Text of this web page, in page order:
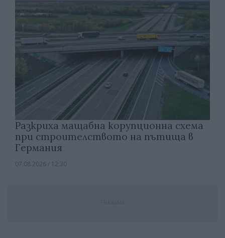
Разкриха мащабна корупционна схема
при строителството на пътища в
Германия
07.08.2026 / 12:30